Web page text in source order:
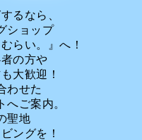
るなら、
ショップ
らい。』へ！
の方や
大歓迎！
わせた
へご案内。
聖地
ングを！